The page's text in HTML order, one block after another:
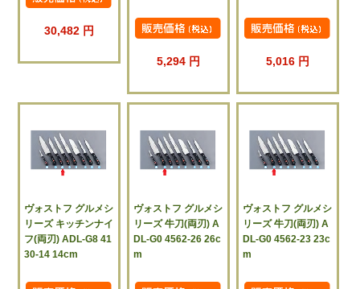
30,482 円
5,294 円 5,016 円
ヴォストフ グルメシ
リーズ キッチンナイ
フ(両刃) ADL-G8 41
30-14 14cm
ヴォストフ グルメシ
リーズ 牛刀(両刃) A
DL-G0 4562-26 26c
m
ヴォストフ グルメシ
リーズ 牛刀(両刃) A
DL-G0 4562-23 23c
m